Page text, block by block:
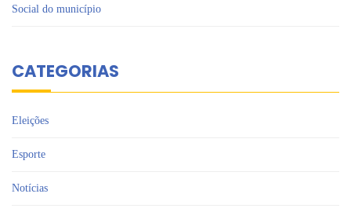
Social do município
CATEGORIAS
Eleições
Esporte
Notícias